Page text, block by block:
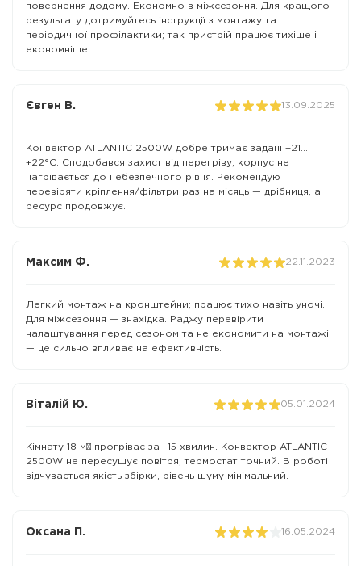
повернення додому. Економно в міжсезоння. Для кращого
результату дотримуйтесь інструкції з монтажу та
періодичної профілактики; так пристрій працює тихіше і
економніше.
Євген В. 13.09.2025
Конвектор ATLANTIC 2500W добре тримає задані +21…
+22°C. Сподобався захист від перегріву, корпус не
нагрівається до небезпечного рівня. Рекомендую
перевіряти кріплення/фільтри раз на місяць — дрібниця, а
ресурс продовжує.
Максим Ф. 22.11.2023
Легкий монтаж на кронштейни; працює тихо навіть уночі.
Для міжсезоння — знахідка. Раджу перевірити
налаштування перед сезоном та не економити на монтажі
— це сильно впливає на ефективність.
Віталій Ю. 05.01.2024
Кімнату 18 м² прогріває за ~15 хвилин. Конвектор ATLANTIC
2500W не пересушує повітря, термостат точний. В роботі
відчувається якість збірки, рівень шуму мінімальний.
Оксана П. 16.05.2024